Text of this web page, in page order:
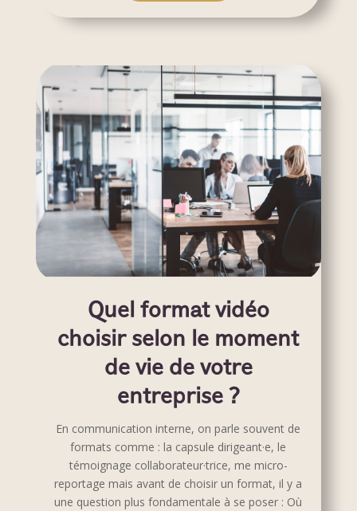
Quel format vidéo
choisir selon le moment
de vie de votre
entreprise ?
En communication interne, on parle souvent de
formats comme : la capsule dirigeant·e, le
témoignage collaborateur·trice, me micro-
reportage mais avant de choisir un format, il y a
une question plus fondamentale à se poser : Où